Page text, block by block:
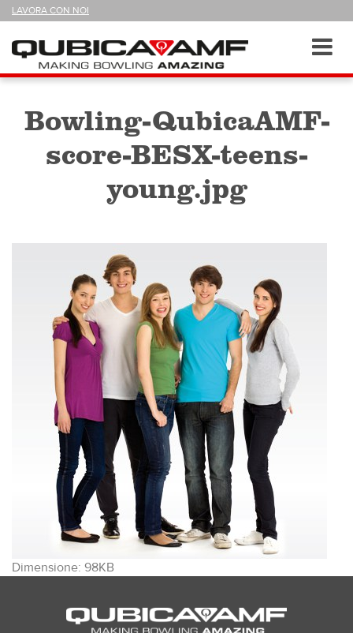
LAVORA CON NOI
SU
Sezioni
Bowling-QubicaAMF-
score-BESX-teens-
young.jpg
Clicca
l'immagine
Dimensione: 98KB